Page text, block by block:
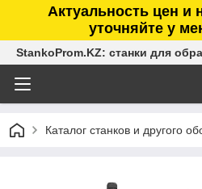
Актуальность цен и
уточняйте у
StankoProm.KZ: станки для
Каталог станков и другого